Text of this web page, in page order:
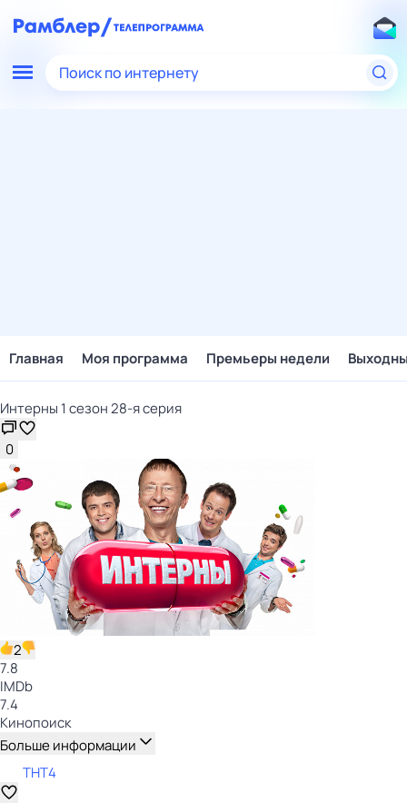
Поиск по интернету
Главная Моя программа Премьеры недели
Интерны 1 сезон 28-я серия
0
2
7.8
IMDb
7.4
Кинопоиск
Больше информации
ТНТ4